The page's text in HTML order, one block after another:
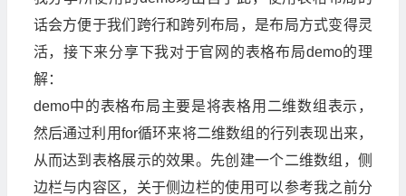
话会方便于我们跨行和跨列布局，是布局方式变得灵
活，接下来分享下我对于官网的表格布局demo的理
解：
demo中的表格布局主要是将表格用二维数组表示，
然后通过利用for循环来将二维数组的行列表现出来，
从而达到表格展示的效果。先创建一个二维数组，侧
边栏与内容区，关于侧边栏的使用可以参考我之前分